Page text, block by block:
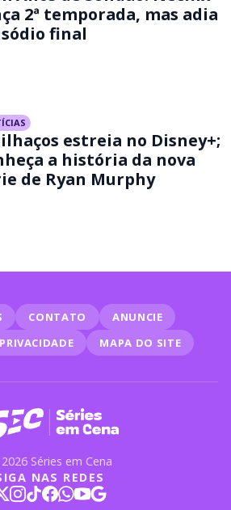
2ª temporada, mas adia
final
estreia no Disney+;
a história da nova
de Ryan Murphy
CONTATO
ANUNCIE
MAPA DO SITE
Séries em Cena
NAS REDES